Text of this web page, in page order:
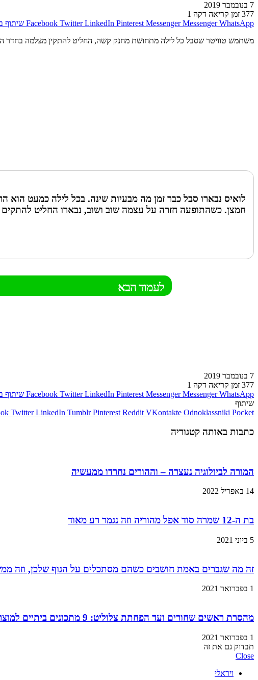
7 בנובמבר 2019
377 זמן קריאה דקה 1
Facebook Twitter LinkedIn Pinterest Messenger Messenger WhatsApp שיתוף
משתמש טוויטר שסבל כל לילה מתחושת מחנק קשה, החליט להתקין מצלמה בחדר
לואיס נבארו סבל כבר זמן מה מבעיות שינה. בכל לילה כמעט הוא
חמצן. כשהתופעה חזרה על עצמה שוב ושוב, נבארו החליט
לעמוד הבא
7 בנובמבר 2019
377 זמן קריאה דקה 1
Facebook Twitter LinkedIn Pinterest Messenger Messenger WhatsApp שיתוף
שיתוף
Twitter LinkedIn Tumblr Pinterest Reddit VKontakte Odnoklassniki Pocket
כתבות באותה קטגוריה
המורה לביולוגיה נעצרה – וההורים נחרדו ממעשיה
14 באפריל 2022
בת ה-12 שמרה סוד אפל מהוריה וזה נגמר רע מאוד
5 ביוני 2021
זה מה שגברים באמת חושבים כשהם מסתכלים על הגוף שלכן, וזה
1 בפברואר 2021
מהסרת ראשים שחורים ועד הפחתת צלוליט: 9 מתכונים ביתיים למוצרי קוסמטיקה שתוכלו בזול ובמהירות!
1 בפברואר 2021
תבדוק גם את זה
Close
ויראלי